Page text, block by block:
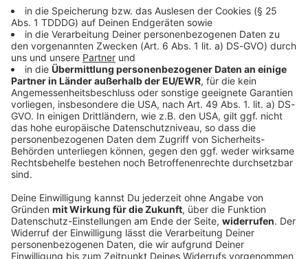
Ratgeber
Oktoberfest mit ANTENNE BAYERN: Euer
ultimativer Wiesn-Guide 2026!
Seid ihr bereit für die Wiesn? Mit ANTENNE BAYERN